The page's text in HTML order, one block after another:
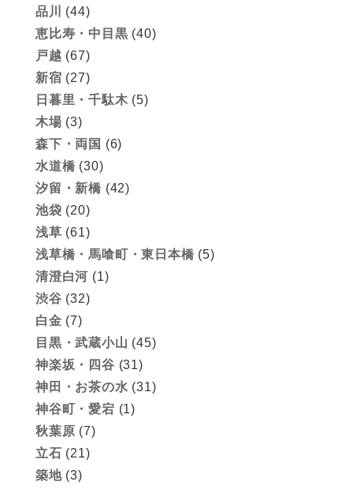
品川
(44)
恵比寿・中目黒 (40)
戸越 (67)
新宿 (27)
日暮里・千駄木 (5)
木場 (3)
森下・両国 (6)
水道橋 (30)
汐留・新橋 (42)
池袋 (20)
浅草 (61)
浅草橋・馬喰町・東日本橋 (5)
清澄白河 (1)
渋谷 (32)
白金 (7)
目黒・武蔵小山 (45)
神楽坂・四谷 (31)
神田・お茶の水 (31)
神谷町・愛宕 (1)
秋葉原 (7)
立石 (21)
築地(3)